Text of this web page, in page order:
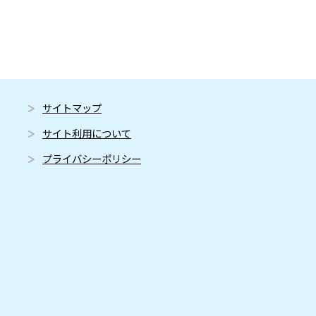
サイトマップ
サイト利用について
プライバシーポリシー